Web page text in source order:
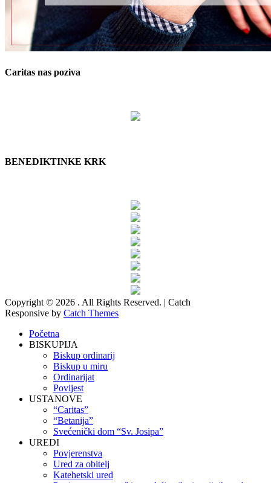
Caritas nas poziva
BENEDIKTINKE KRK
Copyright © 2026 . All Rights Reserved. | Catch
Responsive by Catch Themes
Početna
BISKUPIJA
Biskup ordinarij
Biskup u miru
Ordinarijat
Povijest
USTANOVE
“Caritas”
“Betanija”
Svećenički dom “Sv. Josipa”
UREDI
Povjerenstva
Ured za obitelj
Katehetski ured